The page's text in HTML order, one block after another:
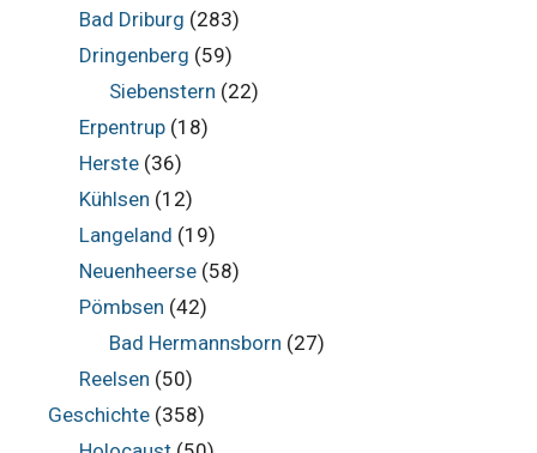
Bad Driburg (283)
Dringenberg (59)
Siebenstern (22)
Erpentrup(18)
Herste(36)
Kühlsen (12)
Langeland (19)
Neuenheerse(58)
Pömbsen (42)
Bad Hermannsborn (27)
Reelsen (50)
Geschichte (358)